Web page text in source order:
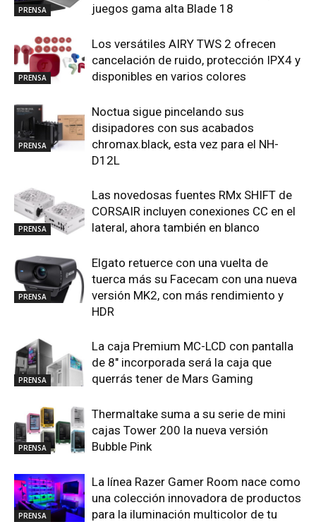
PRENSA
juegos gama alta Blade 18
PRENSA
Los versátiles AIRY TWS 2 ofrecen
cancelación de ruido, protección IPX4 y
disponibles en varios colores
PRENSA
Noctua sigue pincelando sus
disipadores con sus acabados
chromax.black, esta vez para el NH-
D12L
PRENSA
Las novedosas fuentes RMx SHIFT de
CORSAIR incluyen conexiones CC en el
lateral, ahora también en blanco
PRENSA
Elgato retuerce con una vuelta de
tuerca más su Facecam con una nueva
versión MK2, con más rendimiento y
HDR
PRENSA
La caja Premium MC-LCD con pantalla
de 8″ incorporada será la caja que
querrás tener de Mars Gaming
PRENSA
Thermaltake suma a su serie de mini
cajas Tower 200 la nueva versión
Bubble Pink
PRENSA
La línea Razer Gamer Room nace como
una colección innovadora de productos
para la iluminación multicolor de tu